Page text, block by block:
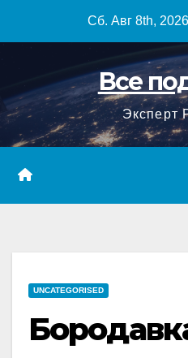
Сб. Авг 8th, 2026
Все
Эксперт
UNCATEGORISED